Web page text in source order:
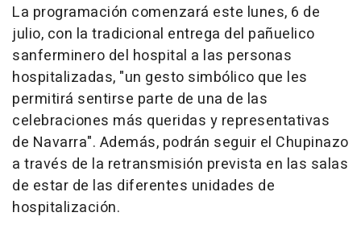
La programación comenzará este lunes, 6 de
julio, con la tradicional entrega del pañuelico
sanferminero del hospital a las personas
hospitalizadas, "un gesto simbólico que les
permitirá sentirse parte de una de las
celebraciones más queridas y representativas
de Navarra". Además, podrán seguir el Chupinazo
a través de la retransmisión prevista en las salas
de estar de las diferentes unidades de
hospitalización.